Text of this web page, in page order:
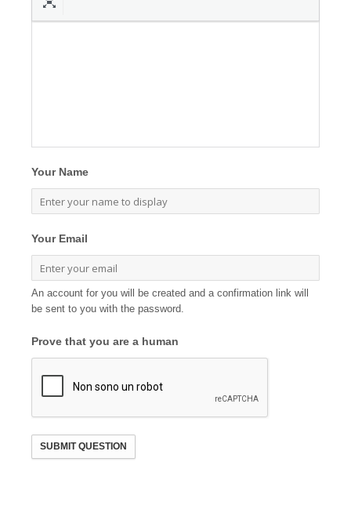
Your Name
Your Email
An account for you will be created and a confirmation link will
be sent to you with the password.
Prove that you are a human
SUBMIT QUESTION